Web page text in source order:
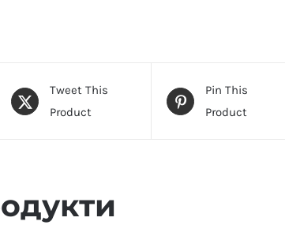
Tweet This
Product
Pin This
Product